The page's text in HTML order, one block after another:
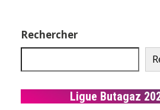
Rechercher
Ligue Butagaz